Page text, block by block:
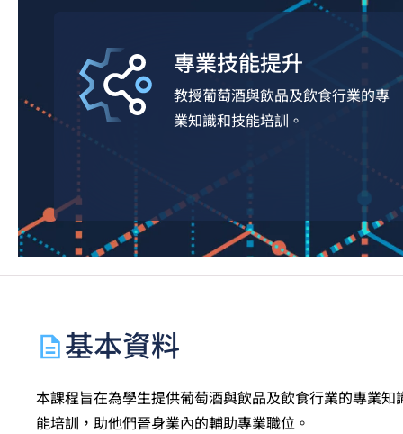
專業技能提升
教授葡萄酒與飲品及飲食行業的專
業知識和技能培訓。
基本資料
本課程旨在為學生提供葡萄酒與飲品及飲食行業的專業知
能培訓，助他們晉身業內的輔助專業職位。